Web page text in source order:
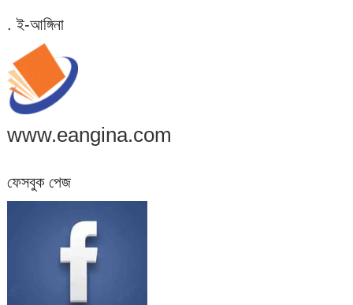
. ই-আঙ্গিনা
www.eangina.com
ফেসবুক পেজ